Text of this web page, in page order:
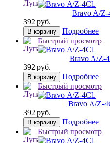
Bravo А/Z-
392 руб.
В корзину
Подробнее
Быстрый просмотр
Bravo А/Z-
392 руб.
В корзину
Подробнее
Быстрый просмотр
Bravo А/Z-
392 руб.
В корзину
Подробнее
Быстрый просмотр